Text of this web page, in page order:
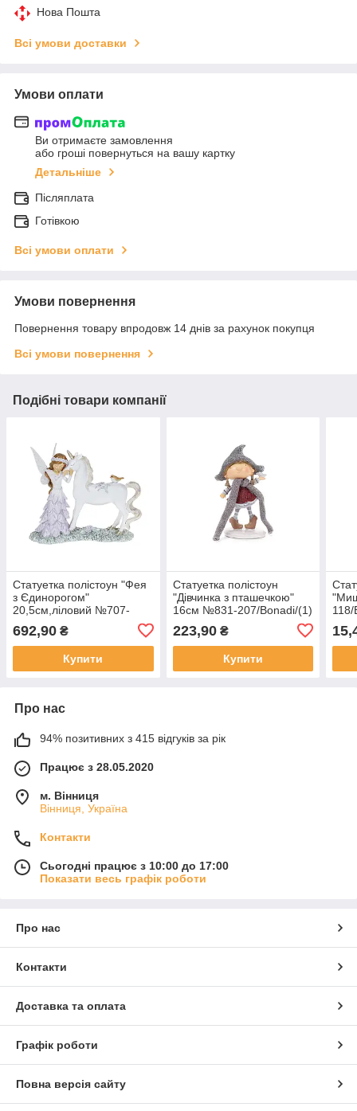
Нова Пошта
Всі умови доставки
Умови оплати
Ви отримаєте замовлення
або гроші повернуться на вашу картку
Детальніше
Післяплата
Готівкою
Всі умови оплати
Умови повернення
Повернення товару впродовж 14 днів за рахунок покупця
Всі умови повернення
Подібні товари компанії
Статуетка полістоун "Фея
з Єдинорогом"
20,5см,ліловий №707-
692,90 ₴
Купити
Статуетка полістоун
"Дівчинка з пташечкою"
16см №831-207/Bonadi/(1)
223,90₴
Купити
Про нас
94% позитивних з 415 відгуків за рік
Працює з 28.05.2020
м. Вінниця
Вінниця, Україна
Контакти
Сьогодні працює з 10:00 до 17:00
Показати весь графік роботи
Про нас
Контакти
Доставка та оплата
Графік роботи
Повна версія сайту